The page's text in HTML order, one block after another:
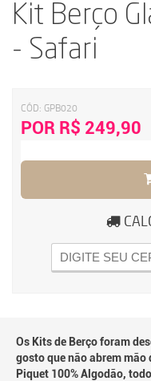
Kit Berço
- Safari
CÓD: GPB020
POR R$ 249,90
Os Kits de Berço foram
gosto que não abrem mão
Piquet 100% Algodão,